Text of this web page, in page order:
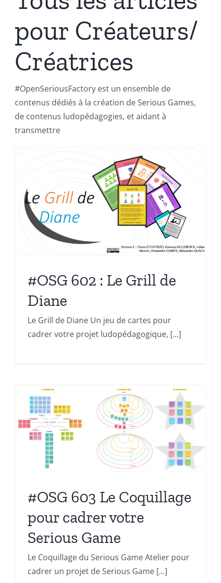
pour Créateurs/
Créatrices
#OpenSeriousFactory est un ensemble de
contenus dédiés à la création de Serious Games,
de contenus ludopédagogies, et aidant à
transmettre
#OSG 602 : Le Grill de
Diane
Le Grill de Diane Un jeu de cartes pour
cadrer votre projet ludopédagogique, [...]
#OSG 603 Le Coquillage
pour cadrer votre
Serious Game
Le Coquillage du Serious Game Atelier pour
cadrer un projet de Serious Game [...]